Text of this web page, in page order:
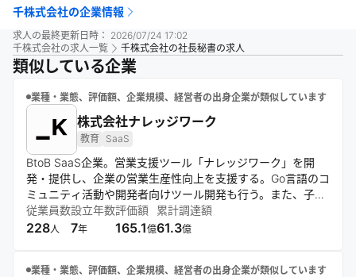
千株式会社の企業情報
求人の最終更新日時： 2026/07/24 17:02
千株式会社の求人一覧 千株式会社の社長秘書の求人
類似している企業
業種・業態、評価額、企業規模、経営者の出身企業が類似しています
株式会社ナレッジワーク
教育 SaaS
BtoB SaaS企業。営業支援ツール「ナレッジワーク」を開
発・提供し、企業の営業生産性向上を支援する。Go言語のコ
ミュニティ活動や開発者向けツール開発も行う。また、子ど
もの教育格差解消に取り組むNPO法人を支援し、社会貢献活
動にも注力している。
従業員数
228人
設立年数
7年
評価額
165.1億
累計調達額
61.3億
業種・業態、評価額、企業規模、経営者の出身企業が類似しています